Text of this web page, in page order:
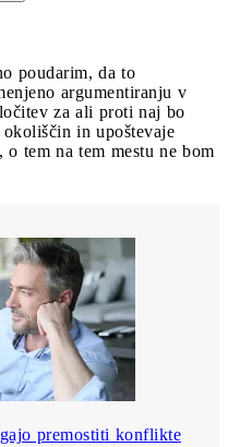
poudarim, da to
argumentiranju v
za ali proti naj bo
in upoštevaje
tem na tem mestu ne bom
premostiti konflikte